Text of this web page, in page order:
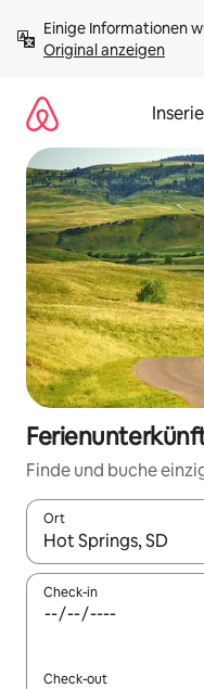
Inhalten
springenOriginal anzeigen
Finde und buche
Ort
Wenn Ergebnisse
Check-in
Check-out